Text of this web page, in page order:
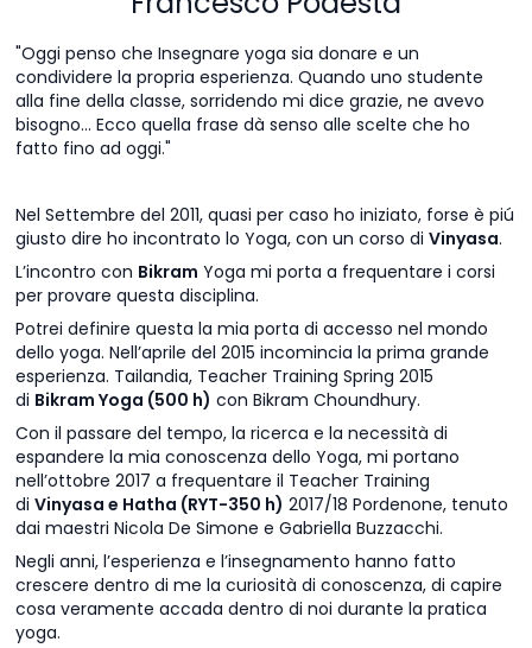
"Oggi penso che Insegnare yoga sia donare e un
condividere la propria esperienza. Quando uno studente
alla fine della classe, sorridendo mi dice grazie, ne avevo
bisogno… Ecco quella frase dà senso alle scelte che ho
fatto fino ad oggi."
Nel Settembre del 2011, quasi per caso ho iniziato, forse è piú
giusto dire ho incontrato lo Yoga, con un corso diVinyasa.
L’incontro con Bikram Yoga mi porta a frequentare i corsi
per provare questa disciplina.
Potrei definire questa la mia porta di accesso nel mondo
dello yoga. Nell’aprile del 2015 incomincia la prima grande
esperienza. Tailandia, Teacher Training Spring 2015
di Bikram Yoga (500 h) con Bikram Choundhury.
Con il passare del tempo, la ricerca e la necessità di
espandere la mia conoscenza dello Yoga, mi portano
nell’ottobre 2017 a frequentare il Teacher Training
diVinyasa e Hatha (RYT-350 h) 2017/18 Pordenone, tenuto
dai maestri Nicola De Simone e Gabriella Buzzacchi.
Negli anni, l’esperienza e l’insegnamento hanno fatto
crescere dentro di me la curiosità di conoscenza, di capire
cosa veramente accada dentro di noi durante la pratica
yoga.